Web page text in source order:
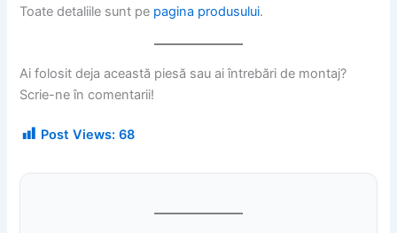
Toate detaliile sunt pe pagina produsului.
Ai folosit deja această piesă sau ai întrebări de montaj?
Scrie-ne în comentarii!
Post Views: 68